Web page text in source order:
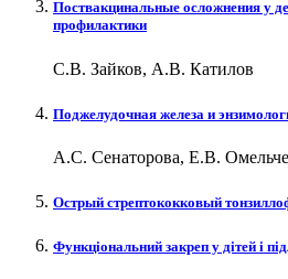
Поствакцинальные осложнения у
профилактики
С.В. Зайков, А.В. Катилов
Поджелудочная железа и
А.С. Сенаторова, Е.В.
Острый стрептококковый
Функціональний закреп у дітей і